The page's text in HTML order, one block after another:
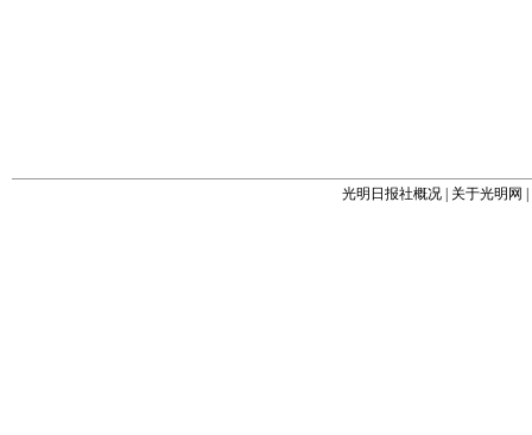
光明日报社概况 关于光明网